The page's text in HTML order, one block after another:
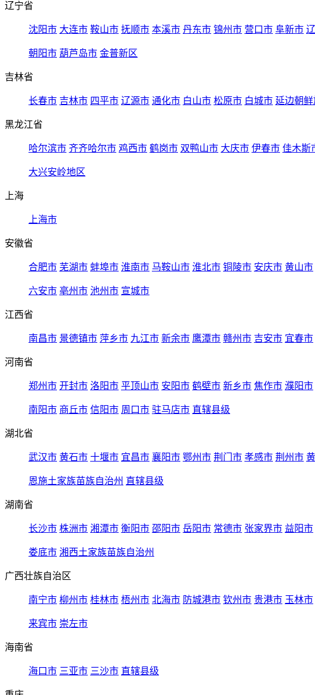
辽宁省
沈阳市 大连市 鞍山市 抚顺市 本溪市 丹东市 锦州市 营口市 阜新市
朝阳市 葫芦岛市 金普新区
吉林省
长春市 吉林市 四平市 辽源市 通化市 白山市 松原市 白城市 延边朝鲜
黑龙江省
哈尔滨市 齐齐哈尔市 鸡西市 鹤岗市 双鸭山市 大庆市 伊春市 佳木斯
大兴安岭地区
上海
上海市
安徽省
合肥市 芜湖市 蚌埠市 淮南市 马鞍山市 淮北市 铜陵市 安庆市 黄山市
六安市 亳州市 池州市 宣城市
江西省
南昌市 景德镇市 萍乡市 九江市 新余市 鹰潭市 赣州市 吉安市 宜春市
河南省
郑州市 开封市 洛阳市 平顶山市 安阳市 鹤壁市 新乡市 焦作市 濮阳市
南阳市 商丘市 信阳市 周口市 驻马店市 直辖县级
湖北省
武汉市 黄石市 十堰市 宜昌市 襄阳市 鄂州市 荆门市 孝感市 荆州市
恩施土家族苗族自治州 直辖县级
湖南省
长沙市 株洲市 湘潭市 衡阳市 邵阳市 岳阳市 常德市 张家界市 益阳市
娄底市 湘西土家族苗族自治州
广西壮族自治区
南宁市 柳州市 桂林市 梧州市 北海市 防城港市 钦州市 贵港市 玉林市
来宾市 崇左市
海南省
海口市 三亚市 三沙市 直辖县级